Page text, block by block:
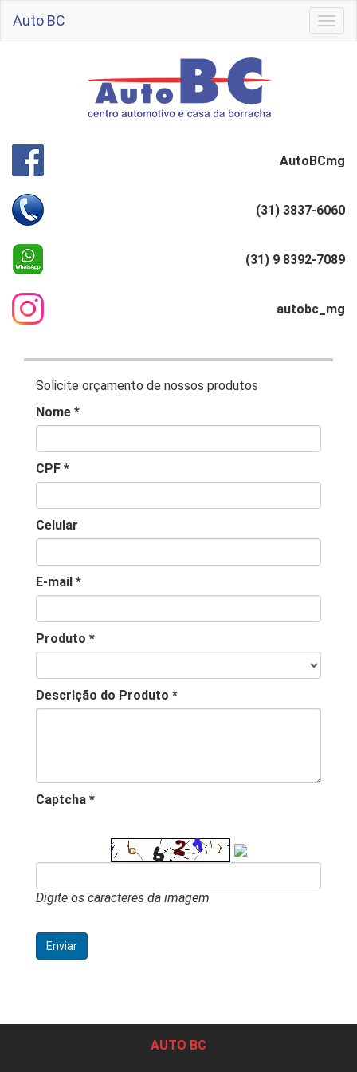
Auto BC
AutoBCmg
(31) 3837-6060
(31) 9 8392-7089
autobc_mg
Solicite orçamento de nossos produtos
Nome *
CPF *
Celular
E-mail *
Produto *
Descrição do Produto *
Captcha *
Digite os caracteres da imagem
AUTO BC